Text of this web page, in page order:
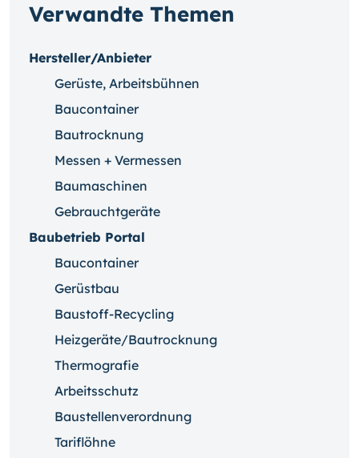
Verwandte Themen
Hersteller/Anbieter
Gerüste, Arbeitsbühnen
Baucontainer
Bautrocknung
Messen + Vermessen
Baumaschinen
Gebrauchtgeräte
Baubetrieb Portal
Baucontainer
Gerüstbau
Baustoff-Recycling
Heizgeräte/Bautrocknung
Thermografie
Arbeitsschutz
Baustellenverordnung
Tariflöhne